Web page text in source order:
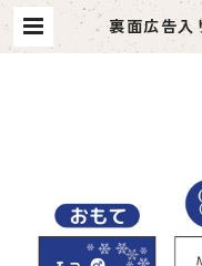
裏面広告入
入り)_雪